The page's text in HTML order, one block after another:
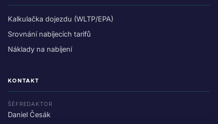
Kalkulačka dojezdu (WLTP/EPA)
Srovnání nabíjecích tarifů
Náklady na nabíjení
KONTAKT
ŠÉFREDAKTOR
Daniel Česák